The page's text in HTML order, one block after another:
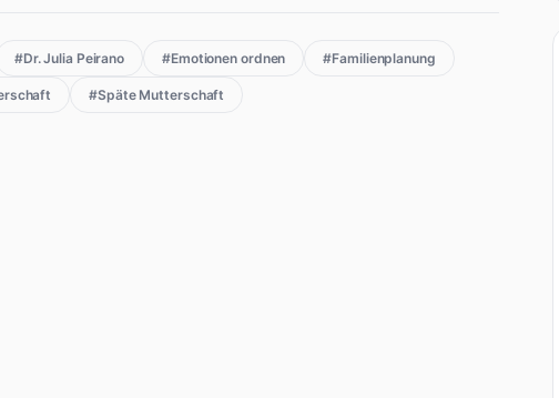
#Dr. Julia Peirano #Emotionen ordnen #Familienplanung
#Späte Mutterschaft